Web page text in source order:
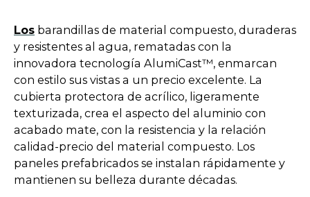
Loso
p
e
n
s
i
n
a
n
e
barandillas de material compuesto, duraderas
y resistentes al agua, rematadas con la
innovadora tecnología AlumiCast™, enmarcan
con estilo sus vistas a un precio excelente. La
cubierta protectora de acrílico, ligeramente
texturizada, crea el aspecto del aluminio con
acabado mate, con la resistencia y la relación
calidad-precio del material compuesto. Los
paneles prefabricados se instalan rápidamente y
mantienen su belleza durante décadas.